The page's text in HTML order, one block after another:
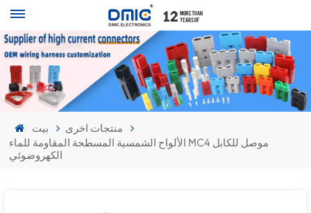
بيت
منتجات اخرى
الألواح الشمسية المسطحة المقاومة للماء MC4 موصل للكابل
الكهروضوئي